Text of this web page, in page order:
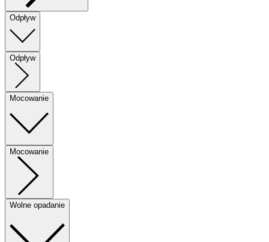
Odpływ
Odpływ
Mocowanie
Mocowanie
Wolne opadanie